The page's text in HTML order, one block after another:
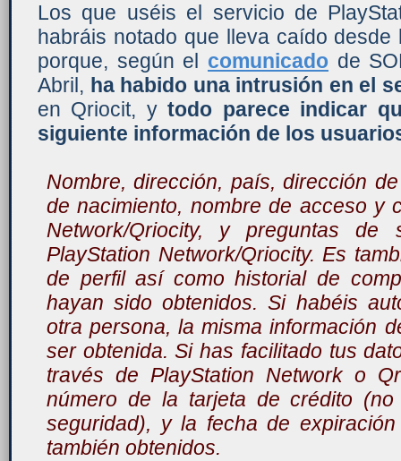
Los que uséis el servicio de
habráis notado que lleva caído
porque, según el comunicado de
Abril, ha habido una intrusión en el
en Qriocit, ytodo parece indicar
siguiente información de los
Nombre, dirección, país, dirección
de nacimiento, nombre de acceso y
Network/Qriocity, y preguntas
PlayStation Network/Qriocity. Es
de perfil así como historial de
hayan sido obtenidos. Si habéis
otra persona, la misma información
ser obtenida. Si has facilitado tus
través de PlayStation Network o
número de la tarjeta de crédito
seguridad), y la fecha de
también obtenidos.